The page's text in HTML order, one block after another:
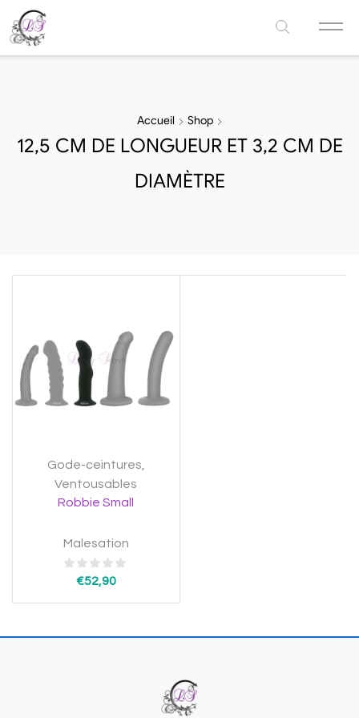
Accueil Shop
12,5 CM DE LONGUEUR ET 3,2 CM DE
DIAMÈTRE
Gode-ceintures
Ventousables
Robbie Small
Malesation
€52,90